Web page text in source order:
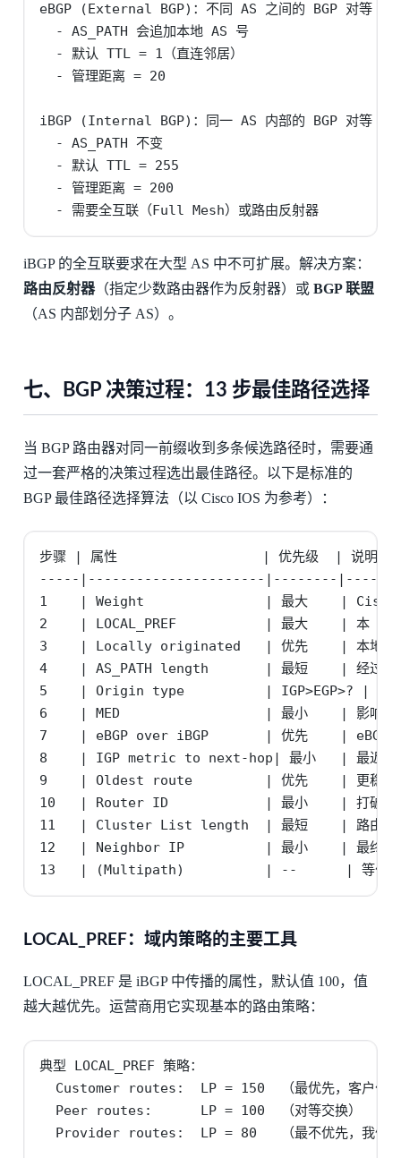
eBGP (External BGP)：不同 AS 之间的 BGP 对等
  - AS_PATH 会追加本地 AS 号
  - 默认 TTL = 1（直连邻居）
  - 管理距离 = 20
iBGP (Internal BGP)：同一 AS 内部的 BGP 对等
  - AS_PATH 不变
  - 默认 TTL = 255
  - 管理距离 = 200
  - 需要全互联（Full Mesh）或路由反射器
iBGP 的全互联要求在大型 AS 中不可扩展。解决方案：
路由反射器（指定少数路由器作为反射器）或 BGP 联盟
（AS 内部划分子 AS）。
七、BGP 决策过程：13 步最佳路径选择
当 BGP 路由器对同一前缀收到多条候选路径时，需要通
过一套严格的决策过程选出最佳路径。以下是标准的
BGP 最佳路径选择算法（以 Cisco IOS 为参考）：
步骤 | 属性                  | 优先级  | 说明
-----|----------------------|--------
1    | Weight               | 最大    | Cisco 专
2    | LOCAL_PREF           | 最大    | 本 AS 内
3    | Locally originated   | 优先    | 本地发起的
4    | AS_PATH length       | 最短    | 经过的
5    | Origin type          | IGP>EGP>? | IGP
6    | MED                  | 最小    | 影响入站
7    | eBGP over iBGP       | 优先    | eBGP 学
8    | IGP metric to next-hop| 最小   | 最近的出
9    | Oldest route         | 优先    | 更稳定
10   | Router ID            | 最小    | 打破平
11   | Cluster List length  | 最短    | 路由反射
12   | Neighbor IP          | 最小    | 最终打
13   | (Multipath)          | --      | 等价多路
LOCAL_PREF：域内策略的主要工具
LOCAL_PREF 是 iBGP 中传播的属性，默认值 100，值
越大越优先。运营商用它实现基本的路由策略：
典型 LOCAL_PREF 策略：
Customer routes:  LP = 150  （最优先，客户付费
  Peer routes:      LP = 100  （对等交换）
Provider routes:  LP = 80   （最不优先，我们付